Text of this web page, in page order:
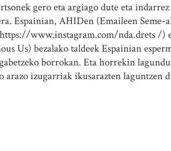
gero eta argiago dute eta
Espainian, AHIDen (Emaileen
www.instagram.com/nda.drets /)
Us) bezalako taldeek Espainian
borrokan. Eta horrekin
arazo izugarriak ikusarazten laguntzen